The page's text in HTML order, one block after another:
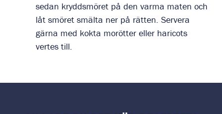
sedan kryddsmöret på den varma maten och
låt smöret smälta ner på rätten. Servera
gärna med kokta morötter eller haricots
vertes till.